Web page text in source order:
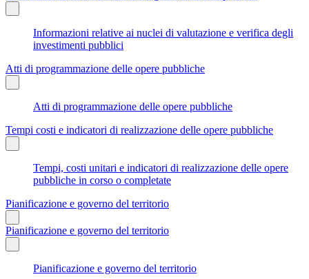
Informazioni relative ai nuclei di valutazione e verifica degli
investimenti pubblici
Atti di programmazione delle opere pubbliche
Atti di programmazione delle opere pubbliche
Tempi costi e indicatori di realizzazione delle opere pubbliche
Tempi, costi unitari e indicatori di realizzazione delle opere
pubbliche in corso o completate
Pianificazione e governo del territorio
Pianificazione e governo del territorio
Pianificazione e governo del territorio